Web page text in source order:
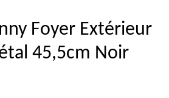
Foyer Extérieur
45,5cm Noir